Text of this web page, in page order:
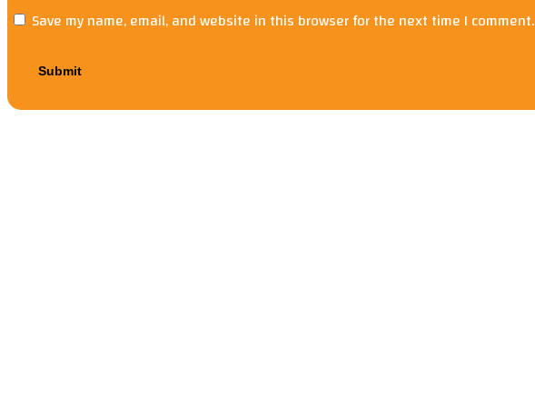
Save my name, email, and website in this browser for the next time I comment.